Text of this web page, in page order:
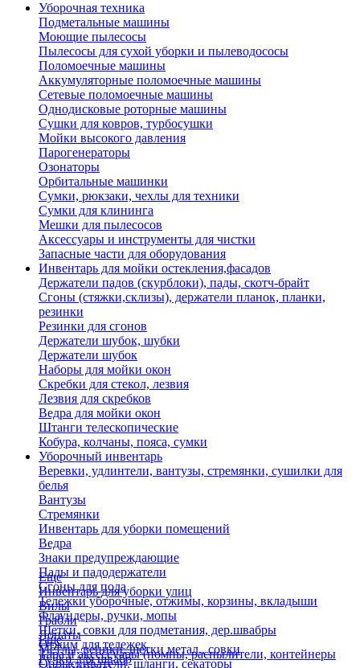
Уборочная техника
Подметальные машины
Моющие пылесосы
Пылесосы для сухой уборки и пылеводососы
Поломоечные машины
Аккумуляторные поломоечные машины
Сетевые поломоечные машины
Однодисковые роторные машины
Сушки для ковров, турбосушки
Мойки высокого давления
Парогенераторы
Озонаторы
Орбитальные машинки
Сумки, рюкзаки, чехлы для техники
Сумки для клининга
Мешки для пылесосов
Аксессуары и инструменты для чистки
Запасные части для оборудования
Инвентарь для мойки остекления,фасадов
Держатели падов (скурблоки), пады, скотч-брайт
Сгоны (стяжки,склизы), держатели планок, планки,
резинки
Резинки для сгонов
Держатели шубок, шубки
Держатели шубок
Наборы для мойки окон
Скребки для стекол, лезвия
Лезвия для скребков
Ведра для мойки окон
Штанги телескопические
Кобура, колчаны, пояса, сумки
Уборочный инвентарь
Веревки, удлинтели, вантузы, стремянки, сушилки для
белья
Вантузы
Стремянки
Инвентарь для уборки помещений
Ведра
Знаки предупреждающие
Пады и падодержатели
Сгоны для пола
Тележки уборочные, отжимы, корзины, вкладыши
Флаундеры, ручки, мопы
Щетки, совки для подметания, дер.швабры
Отжим для тележек
Ручки для швабр
Еще
Инвентарь для уборки улиц
Вилы
Грабли
Лопаты
Метлы, веники, щетки метал., совки
Опрыскиватели, шланги, секаторы
Еще
Тара и аксессуары (помпы, распылители, контейнеры